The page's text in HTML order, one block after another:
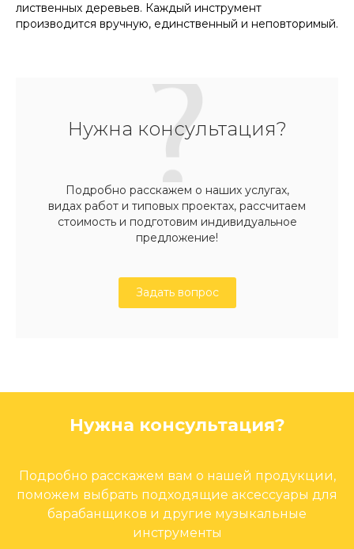
лиственных деревьев. Каждый инструмент
производится вручную, единственный и неповторимый.
Нужна консультация?
Подробно расскажем о наших услугах,
видах работ и типовых проектах, рассчитаем
стоимость и подготовим индивидуальное
предложение!
Задать вопрос
Нужна консультация?
Подробно расскажем вам о нашей продукции,
поможем выбрать подходящие аксессуары для
барабанщиков и другие музыкальные
инструменты